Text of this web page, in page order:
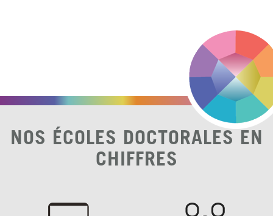
NOS ÉCOLES DOCTORALES EN
CHIFFRES